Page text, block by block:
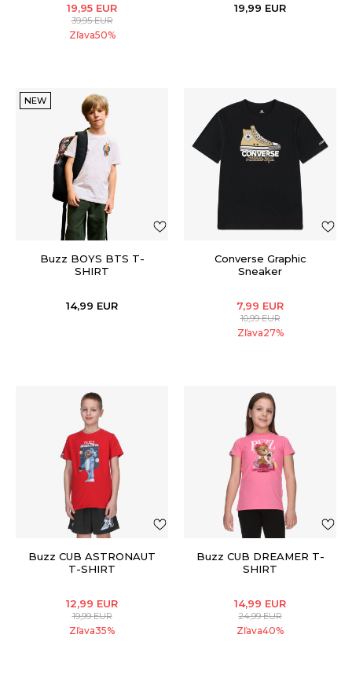
19,95 EUR
39,95EUR
Zľava50%
19,99 EUR
NEW
Buzz BOYS BTS T-
SHIRT
14,99 EUR
Converse Graphic
Sneaker
7,99 EUR
10,99EUR
Zľava27%
Buzz CUB ASTRONAUT
T-SHIRT
12,99 EUR
19,99EUR
Zľava35%
Buzz CUB DREAMER T-
SHIRT
14,99 EUR
24,99EUR
Zľava40%